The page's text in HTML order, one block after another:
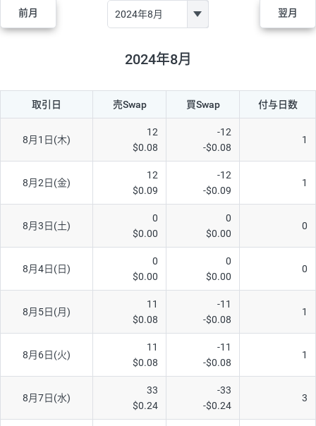
AUD/JPY 23.5円
NZD/JPY 28円 36,920円 7.5円
38円 45,810円
TRY/JPY 26円 1,400円 185.7円
35円 17,280円
HUF/JPY
ZAR/JPY 130円 39,680円 32.7円
MXN/JPY 140円 37,180円
GBP/USD 4円 86,230円
41円 36,920円
EUR/GBP
EUR/AUD 103円 74,270円 13.8円
GBP/AUD 43円 86,230円
前月 翌月
2024年8月
取引日 売Swap 買Swap 付与日数
8月1日(木)
12
$0.08
-12
-$0.08
1
8月2日(金)
12
$0.09
-12
-$0.09
1
8月3日(土)
0
$0.00
0
$0.00
0
8月4日(日)
0
$0.00
0
$0.00
0
8月5日(月)
11
$0.08
-11
-$0.08
1
8月6日(火)
11
$0.08
-11
-$0.08
1
8月7日(水)
33
$0.24
-33
-$0.24
3